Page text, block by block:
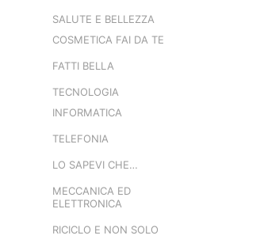
SALUTE E BELLEZZA
COSMETICA FAI DA TE
FATTI BELLA
TECNOLOGIA
INFORMATICA
TELEFONIA
LO SAPEVI CHE…
MECCANICA ED
ELETTRONICA
RICICLO E NON SOLO